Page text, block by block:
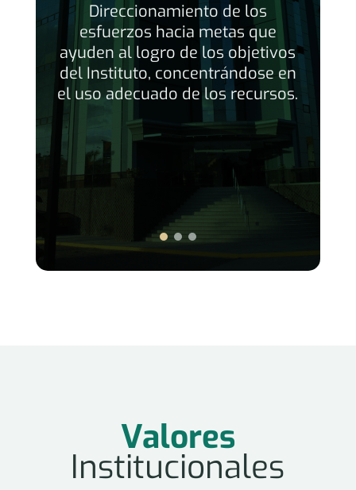
Direccionamiento de los
esfuerzos hacia metas que
ayuden al logro de los objetivos
del Instituto, concentrándose en
el uso adecuado de los recursos.
Valores
Institucionales